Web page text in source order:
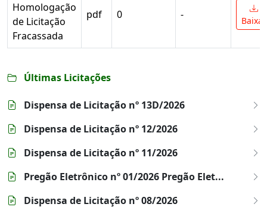
Homologação
de Licitação
Fracassada
pdf 0 - Baixar
Últimas Licitações
Dispensa de Licitação nº 13D/2026
Dispensa de Licitação nº 12/2026
Dispensa de Licitação nº 11/2026
Pregão Eletrônico nº 01/2026 Pregão Elet...
Dispensa de Licitação nº 08/2026